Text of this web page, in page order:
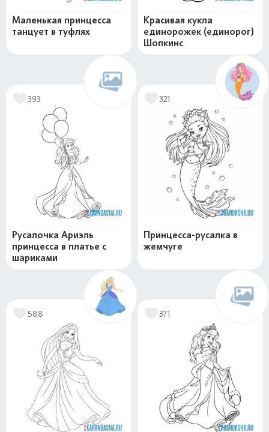
Маленькая принцесса
танцует в туфлях
Красивая кукла
единорожек (единорог)
Шопкинс
393
Русалочка Ариэль
принцесса в платье с
шариками
321
Принцесса-русалка в
жемчуге
588 371